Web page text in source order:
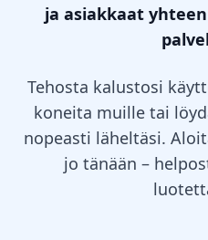
ja asiakkaat
Tehosta kalustosi
koneita muille tai
nopeasti läheltäsi.
jo tänään –